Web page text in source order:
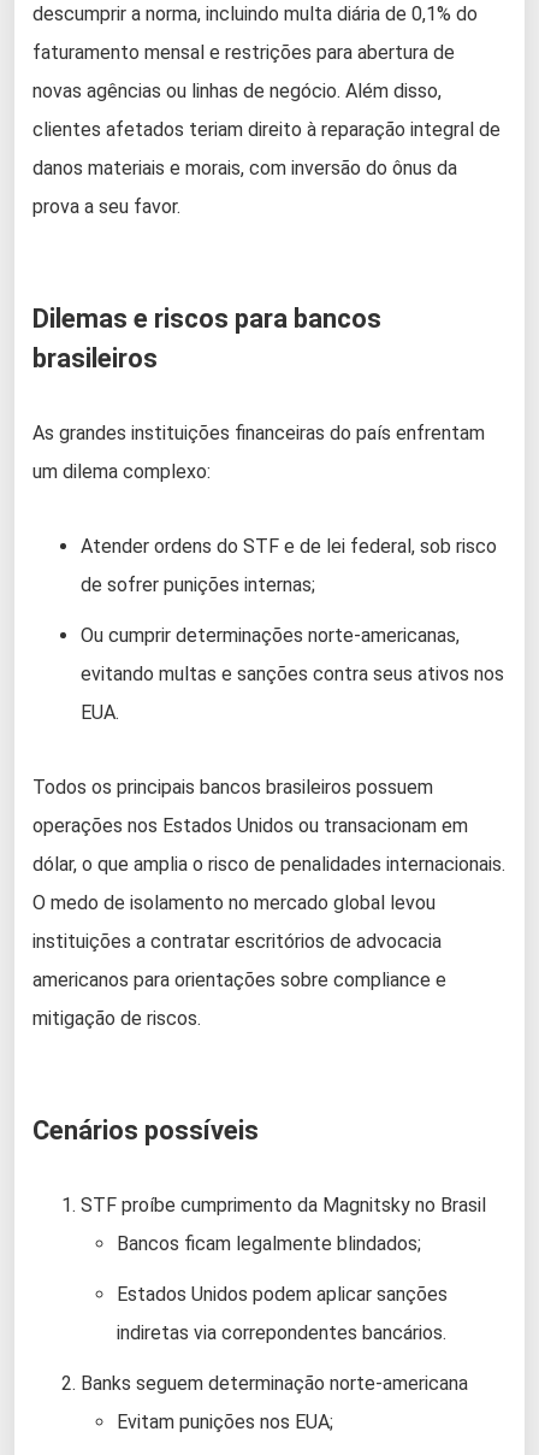
descumprir a norma, incluindo multa diária de 0,1% do
faturamento mensal e restrições para abertura de
novas agências ou linhas de negócio. Além disso,
clientes afetados teriam direito à reparação integral de
danos materiais e morais, com inversão do ônus da
prova a seu favor.
Dilemas e riscos para bancos
brasileiros
As grandes instituições financeiras do país enfrentam
um dilema complexo:
Atender ordens do STF e de lei federal, sob risco
de sofrer punições internas;
Ou cumprir determinações norte-americanas,
evitando multas e sanções contra seus ativos nos
EUA.
Todos os principais bancos brasileiros possuem
operações nos Estados Unidos ou transacionam em
dólar, o que amplia o risco de penalidades internacionais.
O medo de isolamento no mercado global levou
instituições a contratar escritórios de advocacia
americanos para orientações sobre compliance e
mitigação de riscos.
Cenários possíveis
STF proíbe cumprimento da Magnitsky no Brasil
Bancos ficam legalmente blindados;
Estados Unidos podem aplicar sanções
indiretas via correpondentes bancários.
Banks seguem determinação norte-americana
Evitam punições nos EUA;